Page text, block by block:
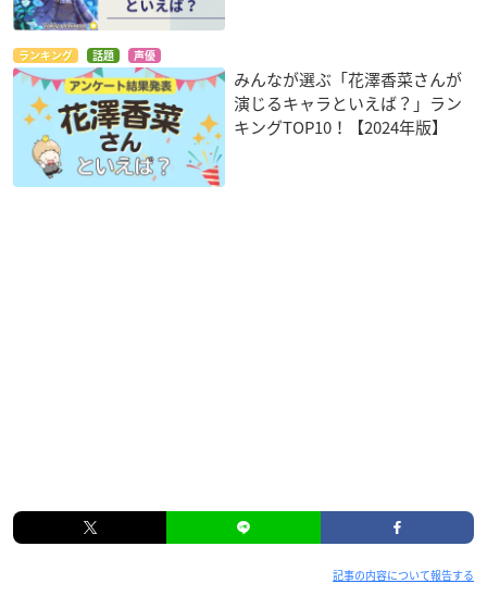
ランキング 話題 声優
みんなが選ぶ「花澤香菜さんが
演じるキャラといえば？」ラン
キングTOP10！【2024年版】
記事の内容について報告する